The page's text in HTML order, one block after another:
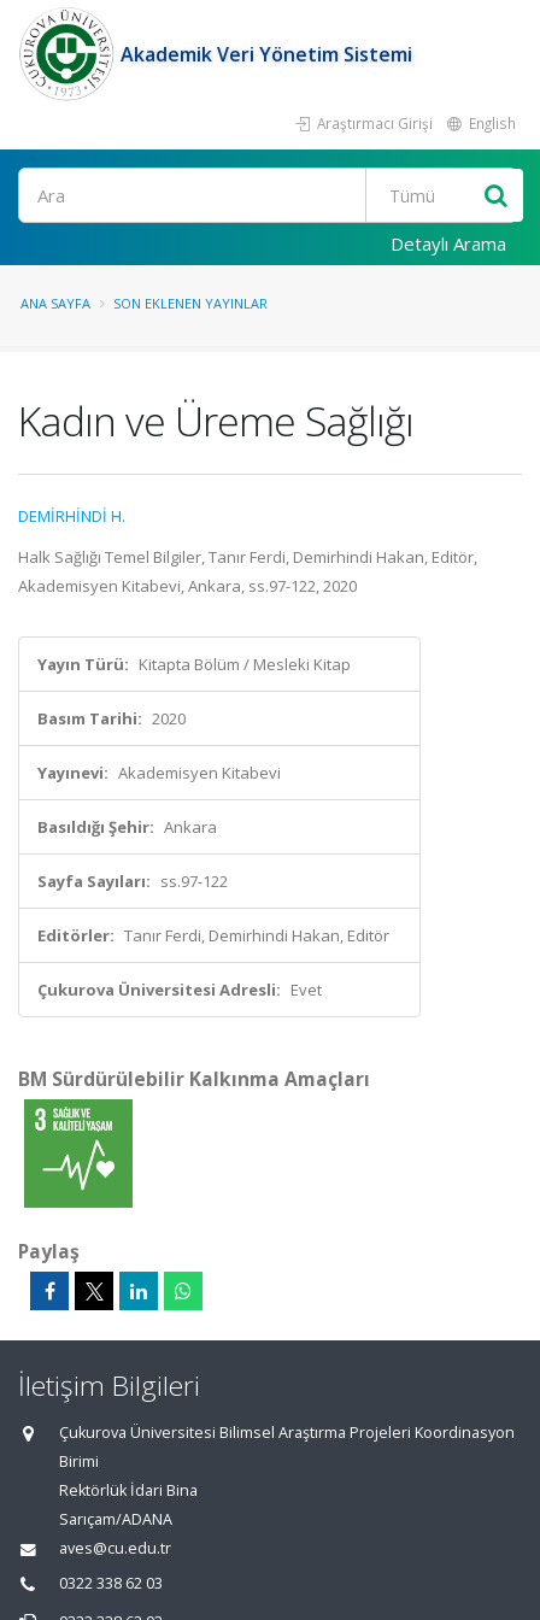
Akademik Veri Yönetim Sistemi
Araştırmacı Girişi English
Ara
Detaylı Arama
ANA SAYFA SON EKLENEN YAYINLAR
Kadın ve Üreme Sağlığı
DEMİRHİNDİ H.
Halk Sağlığı Temel Bilgiler, Tanır Ferdi, Demirhindi Hakan, Editör,
Akademisyen Kitabevi, Ankara, ss.97-122, 2020
Yayın Türü: Kitapta Bölüm / Mesleki Kitap
Basım Tarihi: 2020
Yayınevi: Akademisyen Kitabevi
Basıldığı Şehir: Ankara
Sayfa Sayıları: ss.97-122
Editörler: Tanır Ferdi, Demirhindi Hakan, Editör
Çukurova Üniversitesi Adresli: Evet
BM Sürdürülebilir Kalkınma Amaçları
Paylaş
İletişim Bilgileri
Çukurova Üniversitesi Bilimsel Araştırma Projeleri Koordinasyon
Birimi
Rektörlük İdari Bina
Sarıçam/ADANA
aves@cu.edu.tr
0322 338 62 03